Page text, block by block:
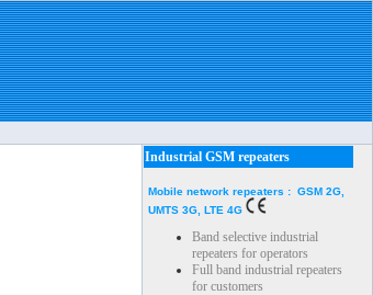
Industrial GSM repeaters
Mobile network repeaters : GSM 2G,
UMTS 3G, LTE 4G
Band selective industrial
repeaters for operators
Full band industrial repeaters
for customers